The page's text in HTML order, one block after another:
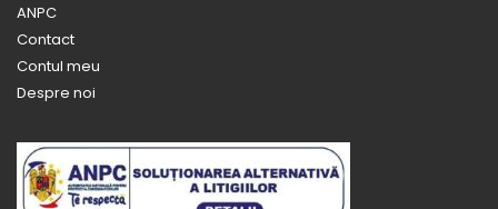
ANPC
Contact
Contul meu
Despre noi